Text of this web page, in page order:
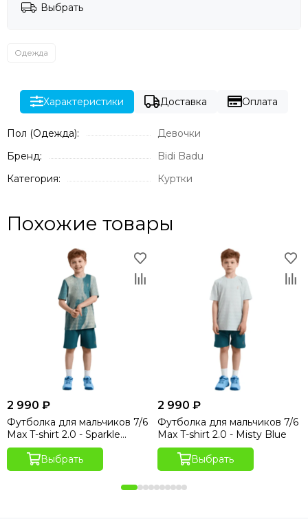
Выбрать
Одежда
Характеристики Доставка Оплата
Пол (Одежда):
Девочки
Бренд:
Bidi Badu
Категория:
Куртки
Похожие товары
2 990 ₽
Футболка для мальчиков 7/6
Max T-shirt 2.0 - Sparkle
Hydro Print
Выбрать
2 990 ₽
Футболка для мальчиков 7/6
Max T-shirt 2.0 - Misty Blue
Выбрать